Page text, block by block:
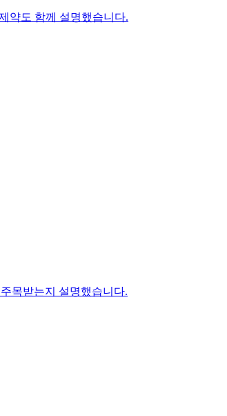
약도 함께 설명했습니다.
목받는지 설명했습니다.